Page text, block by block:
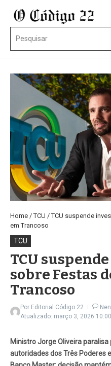
Home /TCU /TCU suspende
em Trancoso
TCU
TCU
sobre Festas
Trancoso
Por Editorial Código 22
Atualizado: março 3, 2026
Ministro Jorge Oliveira
autoridades dos Três Poderes